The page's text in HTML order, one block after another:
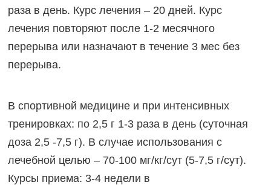
раза в день. Курс лечения – 20 дней. Курс
лечения повторяют после 1-2 месячного
перерыва или назначают в течение 3 мес без
перерыва.
В спортивной медицине и при интенсивных
тренировках: по 2,5 г 1-3 раза в день (суточная
доза 2,5 -7,5 г). В случае использования с
лечебной целью – 70-100 мг/кг/сут (5-7,5 г/сут).
Курсы приема: 3-4 недели в